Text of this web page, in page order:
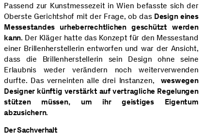
Passend zur Kunstmessezeit in Wien befasste sich der
Oberste Gerichtshof mit der Frage, ob das Design eines
Messestandes urheberrechtlichen geschützt werden
kann. Der Kläger hatte das Konzept für den Messestand
einer Brillenherstellerin entworfen und war der Ansicht,
dass die Brillenherstellerin sein Design ohne seine
Erlaubnis weder verändern noch weiterverwenden
durfte. Das verneinten alle drei Instanzen, weswegen
Designer künftig verstärkt auf vertragliche Regelungen
stützen müssen, um ihr geistiges Eigentum
abzusichern.
Der Sachverhalt